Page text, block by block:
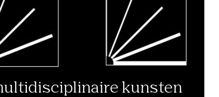
multidisciplinaire kunsten